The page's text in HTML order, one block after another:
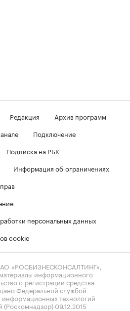
Редакция
Архив программ
Подключение
Подписка на РБК
Информация об ограничениях
персональных данных
cookie
«РОСБИЗНЕСКОНСАЛТИНГ»,
информационного
о регистрации средства
Федеральной службой
информационных технологий
09.12.2015